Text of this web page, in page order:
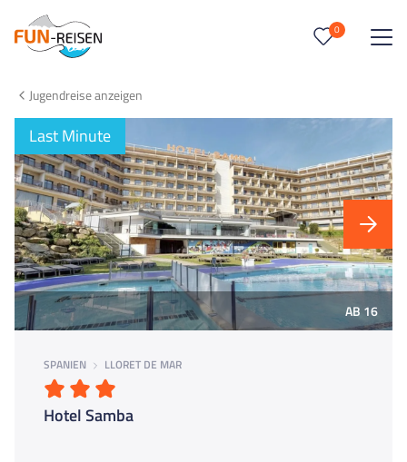
0
Keine Reisen auf der Merkliste
Jugendreise anzeigen
Last Minute
AB 16
SPANIEN LLORET DE MAR
Hotel Samba